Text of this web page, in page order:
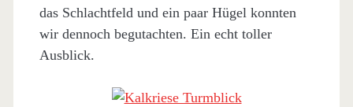
das Schlachtfeld und ein paar Hügel konnten
wir dennoch begutachten. Ein echt toller
Ausblick.